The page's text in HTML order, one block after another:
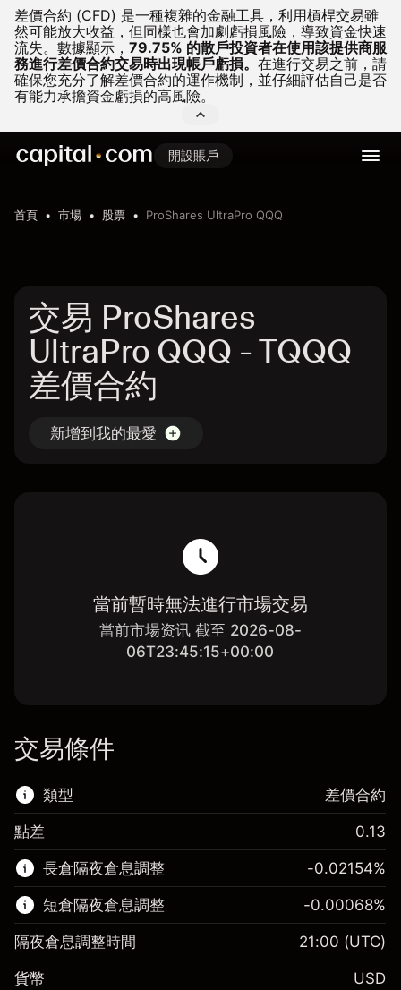
差價合約 (CFD) 是一種複雜的金融工具，利用槓桿交易雖
然可能放大收益，但同樣也會加劇虧損風險，導致資金快速
流失。 數據顯示， 79.75% 的散戶投資者在使用該提供商服
務進行差價合約交易時出現帳戶虧損。 在進行交易之前，請
確保您充分了解差價合約的運作機制，並仔細評估自己是否
有能力承擔資金虧損的高風險。
開設賬戶
首頁 市場 股票 ProShares UltraPro QQQ
交易 ProShares
UltraPro QQQ - TQQQ
差價合約
新增到我的最愛
當前暫時無法進行市場交易
當前市場资讯 截至 2026-08-
06T23:45:15+00:00
交易條件
類型
該金融市場可進行差價合約交易。
了解更多：
差價合約
差價合約
點差 0.13
長倉隔夜倉息調整 -0.02154%
短倉隔夜倉息調整 -0.00068%
隔夜倉息調整時間 21:00 (UTC)
貨幣 USD